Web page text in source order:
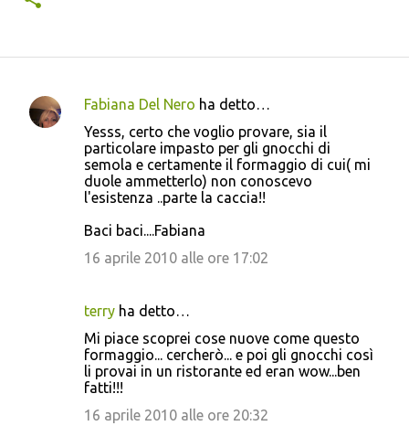
C
Fabiana Del Nero ha detto…
Yesss, certo che voglio provare, sia il
particolare impasto per gli gnocchi di
semola e certamente il formaggio di cui( mi
duole ammetterlo) non conoscevo
l'esistenza ..parte la caccia!!
Baci baci....Fabiana
16 aprile 2010 alle ore 17:02
terry ha detto…
Mi piace scoprei cose nuove come questo
formaggio... cercherò... e poi gli gnocchi così
li provai in un ristorante ed eran wow...ben
fatti!!!
16 aprile 2010 alle ore 20:32